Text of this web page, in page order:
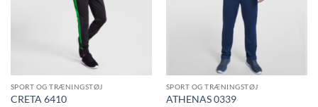
SPORT OG TRÆNINGSTØJ
CRETA 6410
SPORT OG TRÆNINGSTØJ
ATHENAS 0339